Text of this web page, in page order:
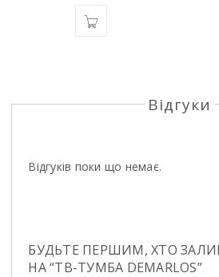
Відгуки
Відгуків поки що немає.
БУДЬТЕ ПЕРШИМ, ХТО
НА “ТВ-ТУМБА DEMARLOS”